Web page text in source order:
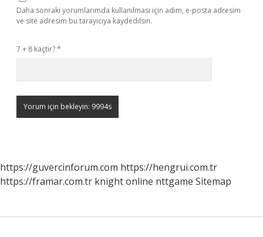
Daha sonraki yorumlarımda kullanılması için adım, e-posta adresim
ve site adresim bu tarayıcıya kaydedilsin.
7 + 8 kaçtır?*
https://guvercinforum.com https://hengrui.com.tr
https://framar.com.tr knight online nttgame Sitemap